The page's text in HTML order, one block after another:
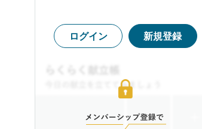
ログイン 新規登録